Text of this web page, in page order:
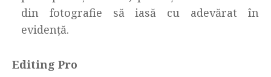
din fotografie să iasă cu adevărat în
evidență.
Editing Pro